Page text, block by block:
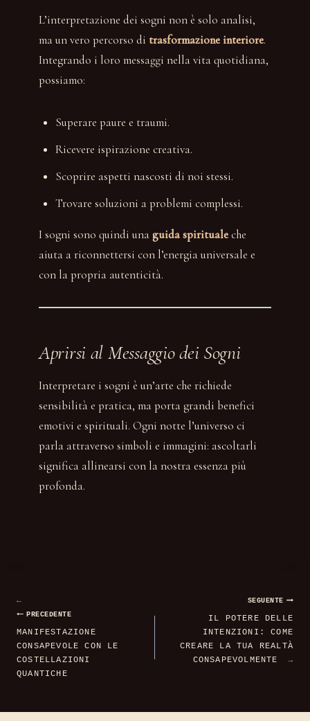
L’interpretazione dei sogni non è solo analisi,
ma un vero percorso di trasformazione interiore.
Integrando i loro messaggi nella vita quotidiana,
possiamo:
Superare paure e traumi.
Ricevere ispirazione creativa.
Scoprire aspetti nascosti di noi stessi.
Trovare soluzioni a problemi complessi.
I sogni sono quindi unaguida spiritualeche
aiuta a riconnettersi con l’energia universale e
con la propria autenticità.
Aprirsi al Messaggio dei Sogni
Interpretare i sogni è un’arte che richiede
sensibilità e pratica, ma porta grandi benefici
emotivi e spirituali. Ogni notte l’universo ci
parla attraverso simboli e immagini: ascoltarli
significa allinearsi con la nostra essenza più
profonda.
Navigazione
articoli
PRECEDENTE
MANIFESTAZIONE
CONSAPEVOLE CON LE
COSTELLAZIONI
QUANTICHE
SEGUENTE
IL POTERE DELLE
INTENZIONI: COME
CREARE LA TUA REALTÀ
CONSAPEVOLMENTE